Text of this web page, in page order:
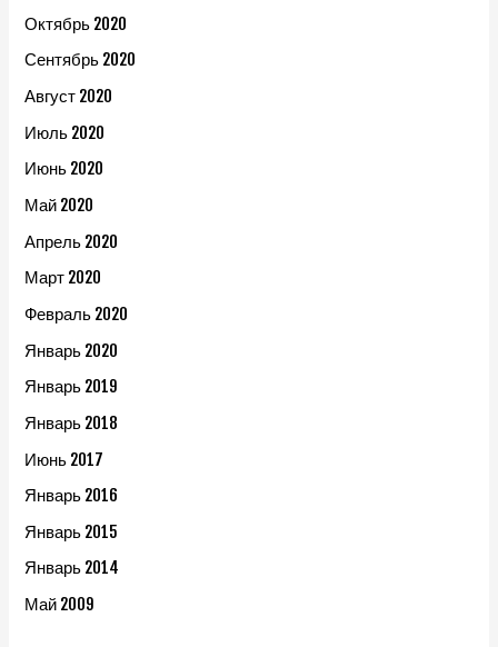
Октябрь 2020
Сентябрь 2020
Август 2020
Июль 2020
Июнь 2020
Май 2020
Апрель 2020
Март 2020
Февраль 2020
Январь 2020
Январь 2019
Январь 2018
Июнь 2017
Январь 2016
Январь 2015
Январь 2014
Май 2009